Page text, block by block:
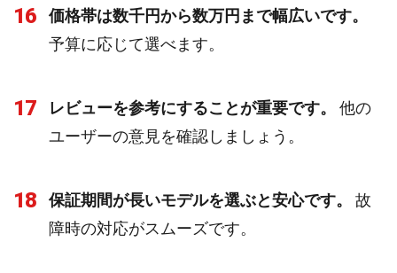
16
価格帯は数千円から数万円まで幅広いです。
予算に応じて選べます。
17 レビューを参考にすることが重要です。
他の
ユーザーの意見を確認しましょう。
18 保証期間が長いモデルを選ぶと安心です。
故
障時の対応がスムーズです。